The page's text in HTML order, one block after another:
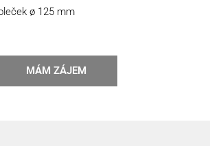
ø 125 mm
MÁM ZÁJEM